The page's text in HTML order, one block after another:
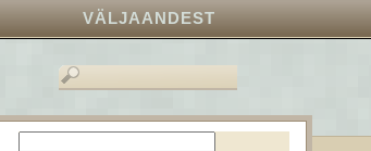
VÄLJAANDEST